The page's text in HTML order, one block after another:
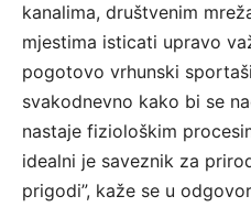
kanalima, društvenim
mjestima isticati upravo
pogotovo vrhunski
svakodnevno kako bi se
nastaje fiziološkim
idealni je saveznik za
prigodi”, kaže se u